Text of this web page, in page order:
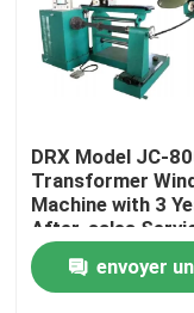
four à séchage
Dispositif
fourneau de
DRX Model JC-
Transformer
Machine with 3
After-sales
and Outer
600mmenvoyer